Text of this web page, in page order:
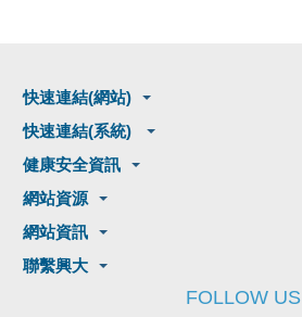
快速連結(網站)
快速連結(系統)
健康安全資訊
網站資源
網站資訊
聯繫興大
FOLLOW US